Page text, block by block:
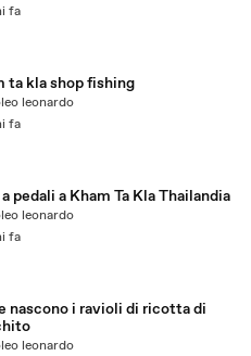
fa
ta kla shop fishing
leonardo
fa
pedali a Kham Ta Kla Thailandia
leonardo
fa
nascono i ravioli di ricotta di
leonardo